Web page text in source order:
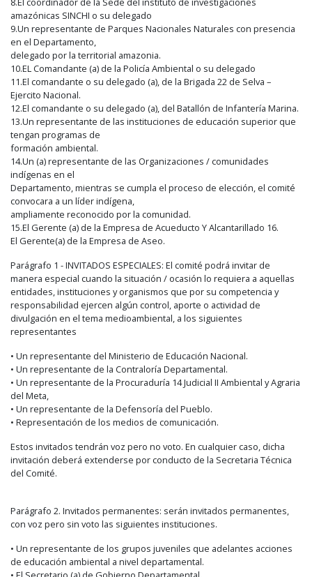
amazónicas SINCHI o su delegado
9.Un representante de Parques Nacionales Naturales con presencia
en el Departamento,
delegado por la territorial amazonia.
10.EL Comandante (a) de la Policía Ambiental o su delegado
11.El comandante o su delegado (a), de la Brigada 22 de Selva –
Ejercito Nacional.
12.El comandante o su delegado (a), del Batallón de Infantería Marina.
13.Un representante de las instituciones de educación superior que
tengan programas de
formación ambiental.
14.Un (a) representante de las Organizaciones / comunidades
indígenas en el
Departamento, mientras se cumpla el proceso de elección, el comité
convocara a un líder indígena,
ampliamente reconocido por la comunidad.
15.El Gerente (a) de la Empresa de Acueducto Y Alcantarillado 16.
El Gerente(a) de la Empresa de Aseo.
Parágrafo 1 - INVITADOS ESPECIALES: El comité podrá invitar de
manera especial cuando la situación / ocasión lo requiera a aquellas
entidades, instituciones y organismos que por su competencia y
responsabilidad ejercen algún control, aporte o actividad de
divulgación en el tema medioambiental, a los siguientes
representantes
• Un representante del Ministerio de Educación Nacional.
• Un representante de la Contraloría Departamental.
• Un representante de la Procuraduría 14 Judicial II Ambiental y Agraria
del Meta,
• Un representante de la Defensoría del Pueblo.
• Representación de los medios de comunicación.
Estos invitados tendrán voz pero no voto. En cualquier caso, dicha
invitación deberá extenderse por conducto de la Secretaria Técnica
del Comité.
Parágrafo 2. Invitados permanentes: serán invitados permanentes,
con voz pero sin voto las siguientes instituciones.
• Un representante de los grupos juveniles que adelantes acciones
de educación ambiental a nivel departamental.